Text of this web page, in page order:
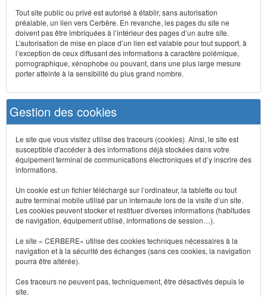
Tout site public ou privé est autorisé à établir, sans autorisation
préalable, un lien vers Cerbère. En revanche, les pages du site ne
doivent pas être imbriquées à l’intérieur des pages d’un autre site.
L’autorisation de mise en place d’un lien est valable pour tout support, à
l’exception de ceux diffusant des informations à caractère polémique,
pornographique, xénophobe ou pouvant, dans une plus large mesure
porter atteinte à la sensibilité du plus grand nombre.
Gestion des cookies
Le site que vous visitez utilise des traceurs (cookies). Ainsi, le site est
susceptible d'accéder à des informations déjà stockées dans votre
équipement terminal de communications électroniques et d’y inscrire des
informations.
Un cookie est un fichier téléchargé sur l’ordinateur, la tablette ou tout
autre terminal mobile utilisé par un internaute lors de la visite d’un site.
Les cookies peuvent stocker et restituer diverses informations (habitudes
de navigation, équipement utilisé, informations de session…).
Le site « CERBERE» utilise des cookies techniques nécessaires à la
navigation et à la sécurité des échanges (sans ces cookies, la navigation
pourra être altérée).
Ces traceurs ne peuvent pas, techniquement, être désactivés depuis le
site.